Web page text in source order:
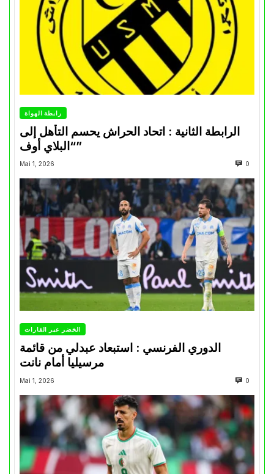
رابطة الهواة
الرابطة الثانية : اتحاد الحراش يحسم التأهل إلى
“البلاي أوف”
Mai 1, 2026 0
الخضر عبر القارات
الدوري الفرنسي : استبعاد عبدلي من قائمة
مرسيليا أمام نانت
Mai 1, 2026 0